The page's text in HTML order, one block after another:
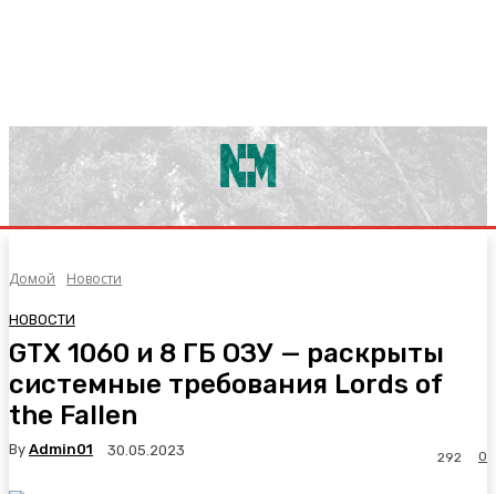
Домой Новости
НОВОСТИ
GTX 1060 и 8 ГБ ОЗУ — раскрыты
системные требования Lords of
the Fallen
By Admin01 30.05.2023 0
292